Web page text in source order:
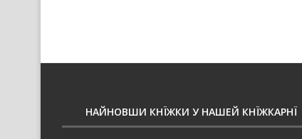
НАЙНОВШИ КНЇЖКИ У НАШЕЙ КНЇЖКАРНЇ